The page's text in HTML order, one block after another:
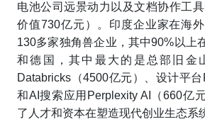
电池公司远景动力以及文档协作工
价值730亿元）。印度企业家在海
130多家独角兽企业，其中90%以上
和德国，其中最大的是总部旧金
Databricks（4500亿元）、设计平台
和AI搜索应用Perplexity AI（660亿
了人才和资本在塑造现代创业生态系